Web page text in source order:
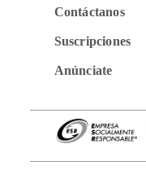
Contáctanos
Suscripciones
Anúnciate